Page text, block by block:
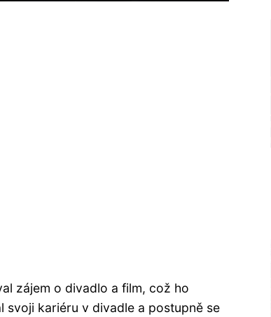
zájem o divadlo a film, což ho
svoji kariéru v divadle a postupně se